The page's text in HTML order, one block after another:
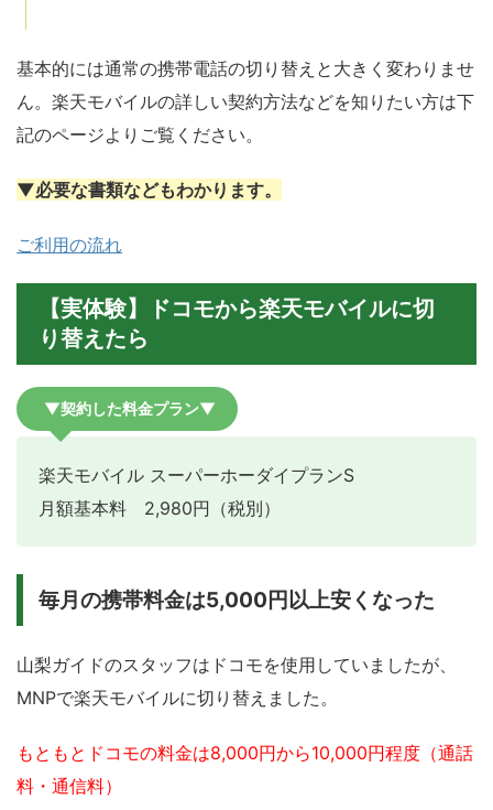
基本的には通常の携帯電話の切り替えと大きく変わりませ
ん。楽天モバイルの詳しい契約方法などを知りたい方は下
記のページよりご覧ください。
▼必要な書類などもわかります。
ご利用の流れ
【実体験】ドコモから楽天モバイルに切
り替えたら
▼契約した料金プラン▼
楽天モバイル スーパーホーダイプランS
月額基本料 2,980円（税別）
毎月の携帯料金は5,000円以上安くなった
山梨ガイドのスタッフはドコモを使用していましたが、
MNPで楽天モバイルに切り替えました。
もともとドコモの料金は8,000円から10,000円程度（通話
料・通信料）